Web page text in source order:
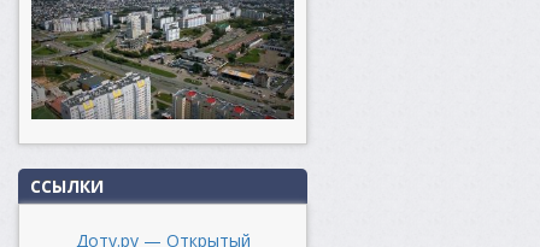
ССЫЛКИ
Доту.ру — Открытый